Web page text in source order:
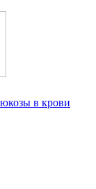
в крови